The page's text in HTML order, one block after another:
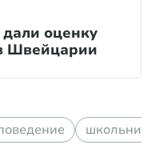
оценку
Швейцарии